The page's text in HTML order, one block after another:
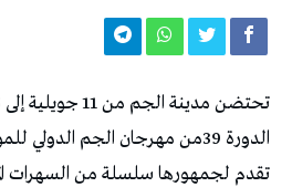
الدورة 39من مهرجان الجم
تقدم لجمهورها سلسلة من السهرات